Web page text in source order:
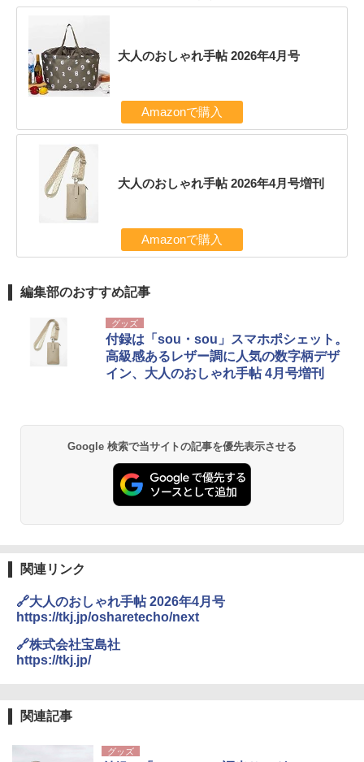
大人のおしゃれ手帖 2026年4月号
Amazonで購入
大人のおしゃれ手帖 2026年4月号増刊
Amazonで購入
編集部のおすすめ記事
グッズ
付録は「sou・sou」スマホポシェット。
高級感あるレザー調に人気の数字柄デザ
イン、大人のおしゃれ手帖 4月号増刊
Google 検索で当サイトの記事を優先表示させる
関連リンク
🔗大人のおしゃれ手帖 2026年4月号
https://tkj.jp/osharetecho/next
🔗株式会社宝島社
https://tkj.jp/
関連記事
グッズ